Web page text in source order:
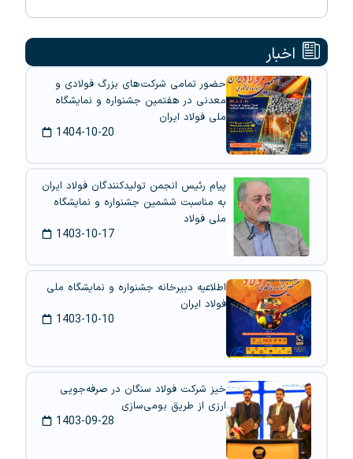
اخبار
حضور تمامی شرکت‌های بزرگ فولادی و
معدنی در هفتمین جشنواره و نمایشگاه
ملی فولاد ایران
1404-10-20
پیام رئیس انجمن تولیدکنندگان فولاد ایران
به مناسبت ششمین جشنواره و نمایشگاه
ملی فولاد
1403-10-17
اطلاعیه دبیرخانه جشنواره و نمایشگاه ملی
فولاد ایران
1403-10-10
خیز شرکت فولاد سنگان در صرفه‌جویی
ارزی از طریق بومی‌سازی
1403-09-28